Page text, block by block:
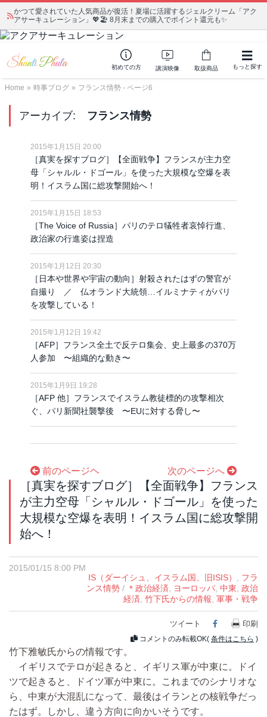
かつて愛されていた人気商品が復活！夏場に活躍するジェルクリーム「アク
アサーキュレーション」💖🏖️ 8月末までの購入でポイント還元も✨
初めての方 講演映像 取扱商品 もっと探す
Home » 時事ブログ » フランス情勢 - ページ6
アーカイブ: フランス情勢
2015年1月15日 20:00
［真実を探すブログ］【全面戦争】フランスが主力空
母「シャルル・ドゴール」を使った大規模な空爆を表
明！イスラム国に総攻撃開始へ！
2015年1月15日 18:53
［The Voice of Russia］パリのテロ犠牲者哀悼行進、
政治家の行進姿は捏造
2015年1月12日 20:30
［日本や世界や宇宙の動向］射殺されたはずの警官が
自撮り ／ 仏オランド大統領…イルミナティがパリ
を攻撃している！
2015年1月12日 19:42
［AFP］フランス全土で反テロ集会、史上最多の370万
人参加 〜組織的な動き〜
2015年1月9日 19:28
［AFP 他］フランスでイスラム教徒標的の攻撃相次
ぐ、パリ新聞社襲撃後 〜EUに対する脅し〜
前のページヘ 次のページへ
［真実を探すブログ］【全面戦争】フランス
が主力空母「シャルル・ドゴール」を使った
大規模な空爆を表明！イスラム国に総攻撃開
始へ！
2015/01/15 8:00 PM
IS（ダーイシュ、イスラム国、旧ISIS）
フラ
ンス情勢 / ＊政治経済 ヨーロッパ 中東 政治
経済 竹下氏からの情報 軍事・戦争
ツイート Facebook
印刷
コメントのみ転載OK( 条件はこちら )
竹下雅敏氏からの情報です。
イギリスでテロが起きると、イギリス軍が中東に。ドイ
ツで起きると、ドイツ軍が中東に。これまでのシナリオな
ら、中東が大混乱になって、最後はイランとの核戦争だっ
たはず。しかし、違う方向に向かいそうです。